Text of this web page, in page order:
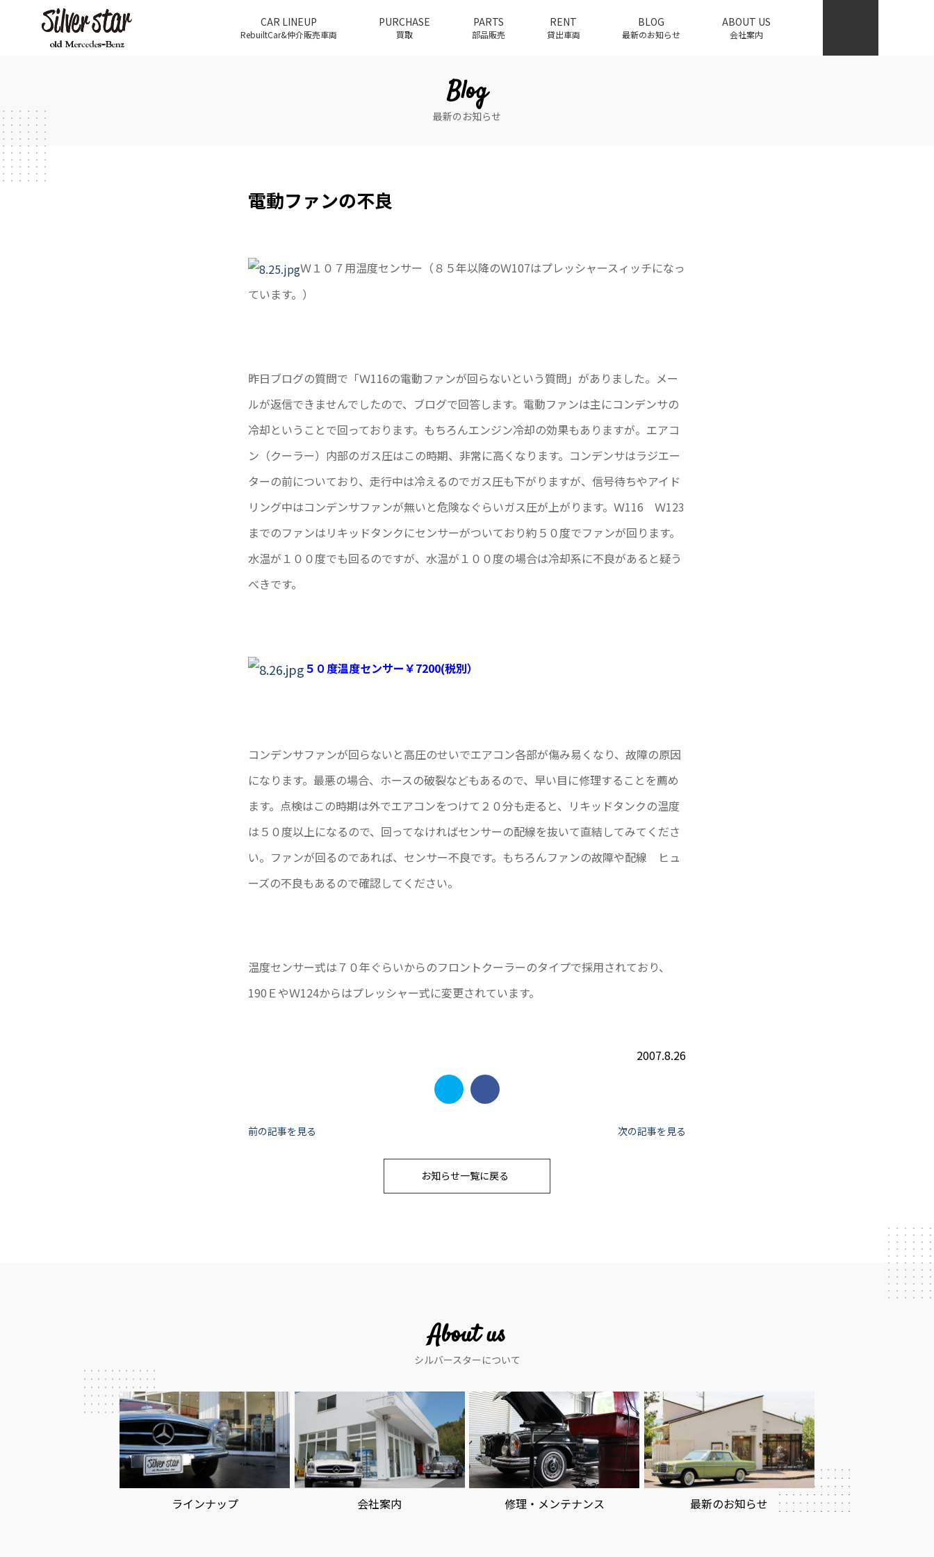
CAR LINEUP
RebuiltCar&仲介販売車両
PURCHASE
買取
PARTS
部品販売
RENT
貸出車両
BLOG
最新のお知らせ
ABOUT US
会社案内
Blog
最新のお知らせ
電動ファンの不良
Ｗ１０７用温度センサー（８５年以降のＷ107はプレッシャースィッチになっ
ています。）
昨日ブログの質問で「Ｗ116の電動ファンが回らないという質問」がありました。メー
ルが返信できませんでしたので、ブログで回答します。電動ファンは主にコンデンサの
冷却ということで回っております。もちろんエンジン冷却の効果もありますが。エアコ
ン（クーラー）内部のガス圧はこの時期、非常に高くなります。コンデンサはラジエー
ターの前についており、走行中は冷えるのでガス圧も下がりますが、信号待ちやアイド
リング中はコンデンサファンが無いと危険なぐらいガス圧が上がります。Ｗ116 Ｗ123
までのファンはリキッドタンクにセンサーがついており約５０度でファンが回ります。
水温が１００度でも回るのですが、水温が１００度の場合は冷却系に不良があると疑う
べきです。
５０度温度センサー￥7200(税別）
コンデンサファンが回らないと高圧のせいでエアコン各部が傷み易くなり、故障の原因
になります。最悪の場合、ホースの破裂などもあるので、早い目に修理することを薦め
ます。点検はこの時期は外でエアコンをつけて２０分も走ると、リキッドタンクの温度
は５０度以上になるので、回ってなければセンサーの配線を抜いて直結してみてくださ
い。ファンが回るのであれば、センサー不良です。もちろんファンの故障や配線 ヒュ
ーズの不良もあるので確認してください。
温度センサー式は７０年ぐらいからのフロントクーラーのタイプで採用されており、
190ＥやＷ124からはプレッシャー式に変更されています。
2007.8.26
投
前の記事を見る 次の記事を見る
お知らせ一覧に戻る
About us
シルバースターについて
ラインナップ 会社案内 修理・メンテナンス 最新のお知らせ